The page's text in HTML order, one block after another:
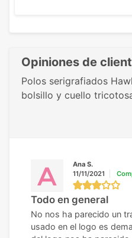
previsualizarlas (las
cual, sin el menor
Opiniones de
Polos serigrafiados
bolsillo y cuello
Ana S.
11/11/2021
Todo en general
No nos ha parecido un
usado en el logo es